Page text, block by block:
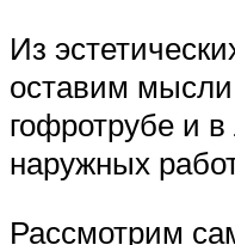
Из
оставим
гофротрубе и в
наружных
Рассмотрим